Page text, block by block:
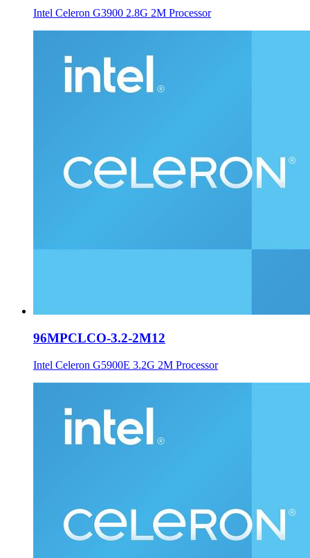
Intel Celeron G3900 2.8G 2M Processor
96MPCLCO-3.2-2M12
Intel Celeron G5900E 3.2G 2M Processor